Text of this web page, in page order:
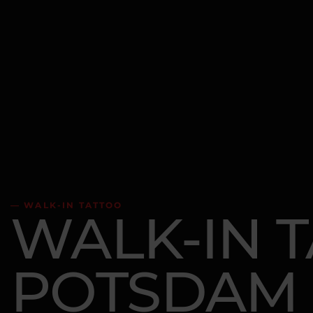
— WALK-IN TATTOO
WALK-IN
POTSDAM